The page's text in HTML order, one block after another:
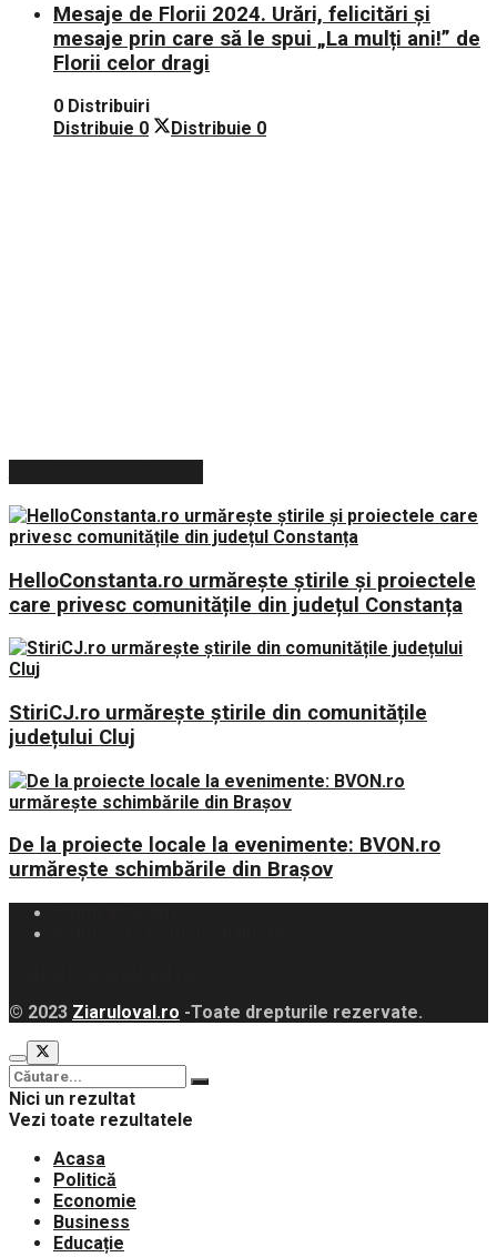
Mesaje de Florii 2024. Urări, felicitări și
mesaje prin care să le spui „La mulți ani!” de
Florii celor dragi
0 Distribuiri
Distribuie 0 Distribuie 0
HelloConstanta.ro urmărește știrile și proiectele
care privesc comunitățile din județul Constanța
StiriCJ.ro urmărește știrile din comunitățile
județului Cluj
De la proiecte locale la evenimente: BVON.ro
urmărește schimbările din Brașov
© 2023 Ziaruloval.ro -Toate drepturile rezervate.
Nici un rezultat
Vezi toate rezultatele
Acasa
Politică
Economie
Business
Educație